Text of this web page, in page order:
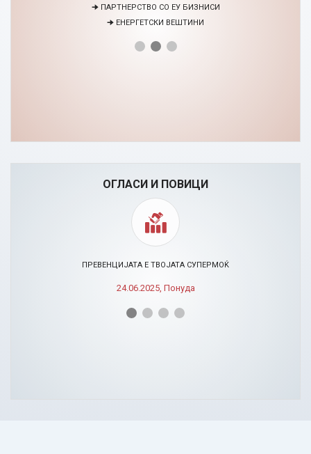
🠊 ПАРТНЕРСТВО СО ЕУ БИЗНИСИ
🠊 ЕНЕРГЕТСКИ ВЕШТИНИ
ОГЛАСИ И ПОВИЦИ
ПРЕВЕНЦИЈАТА Е ТВОЈАТА СУПЕРМОЌ
24.06.2025, Понуда